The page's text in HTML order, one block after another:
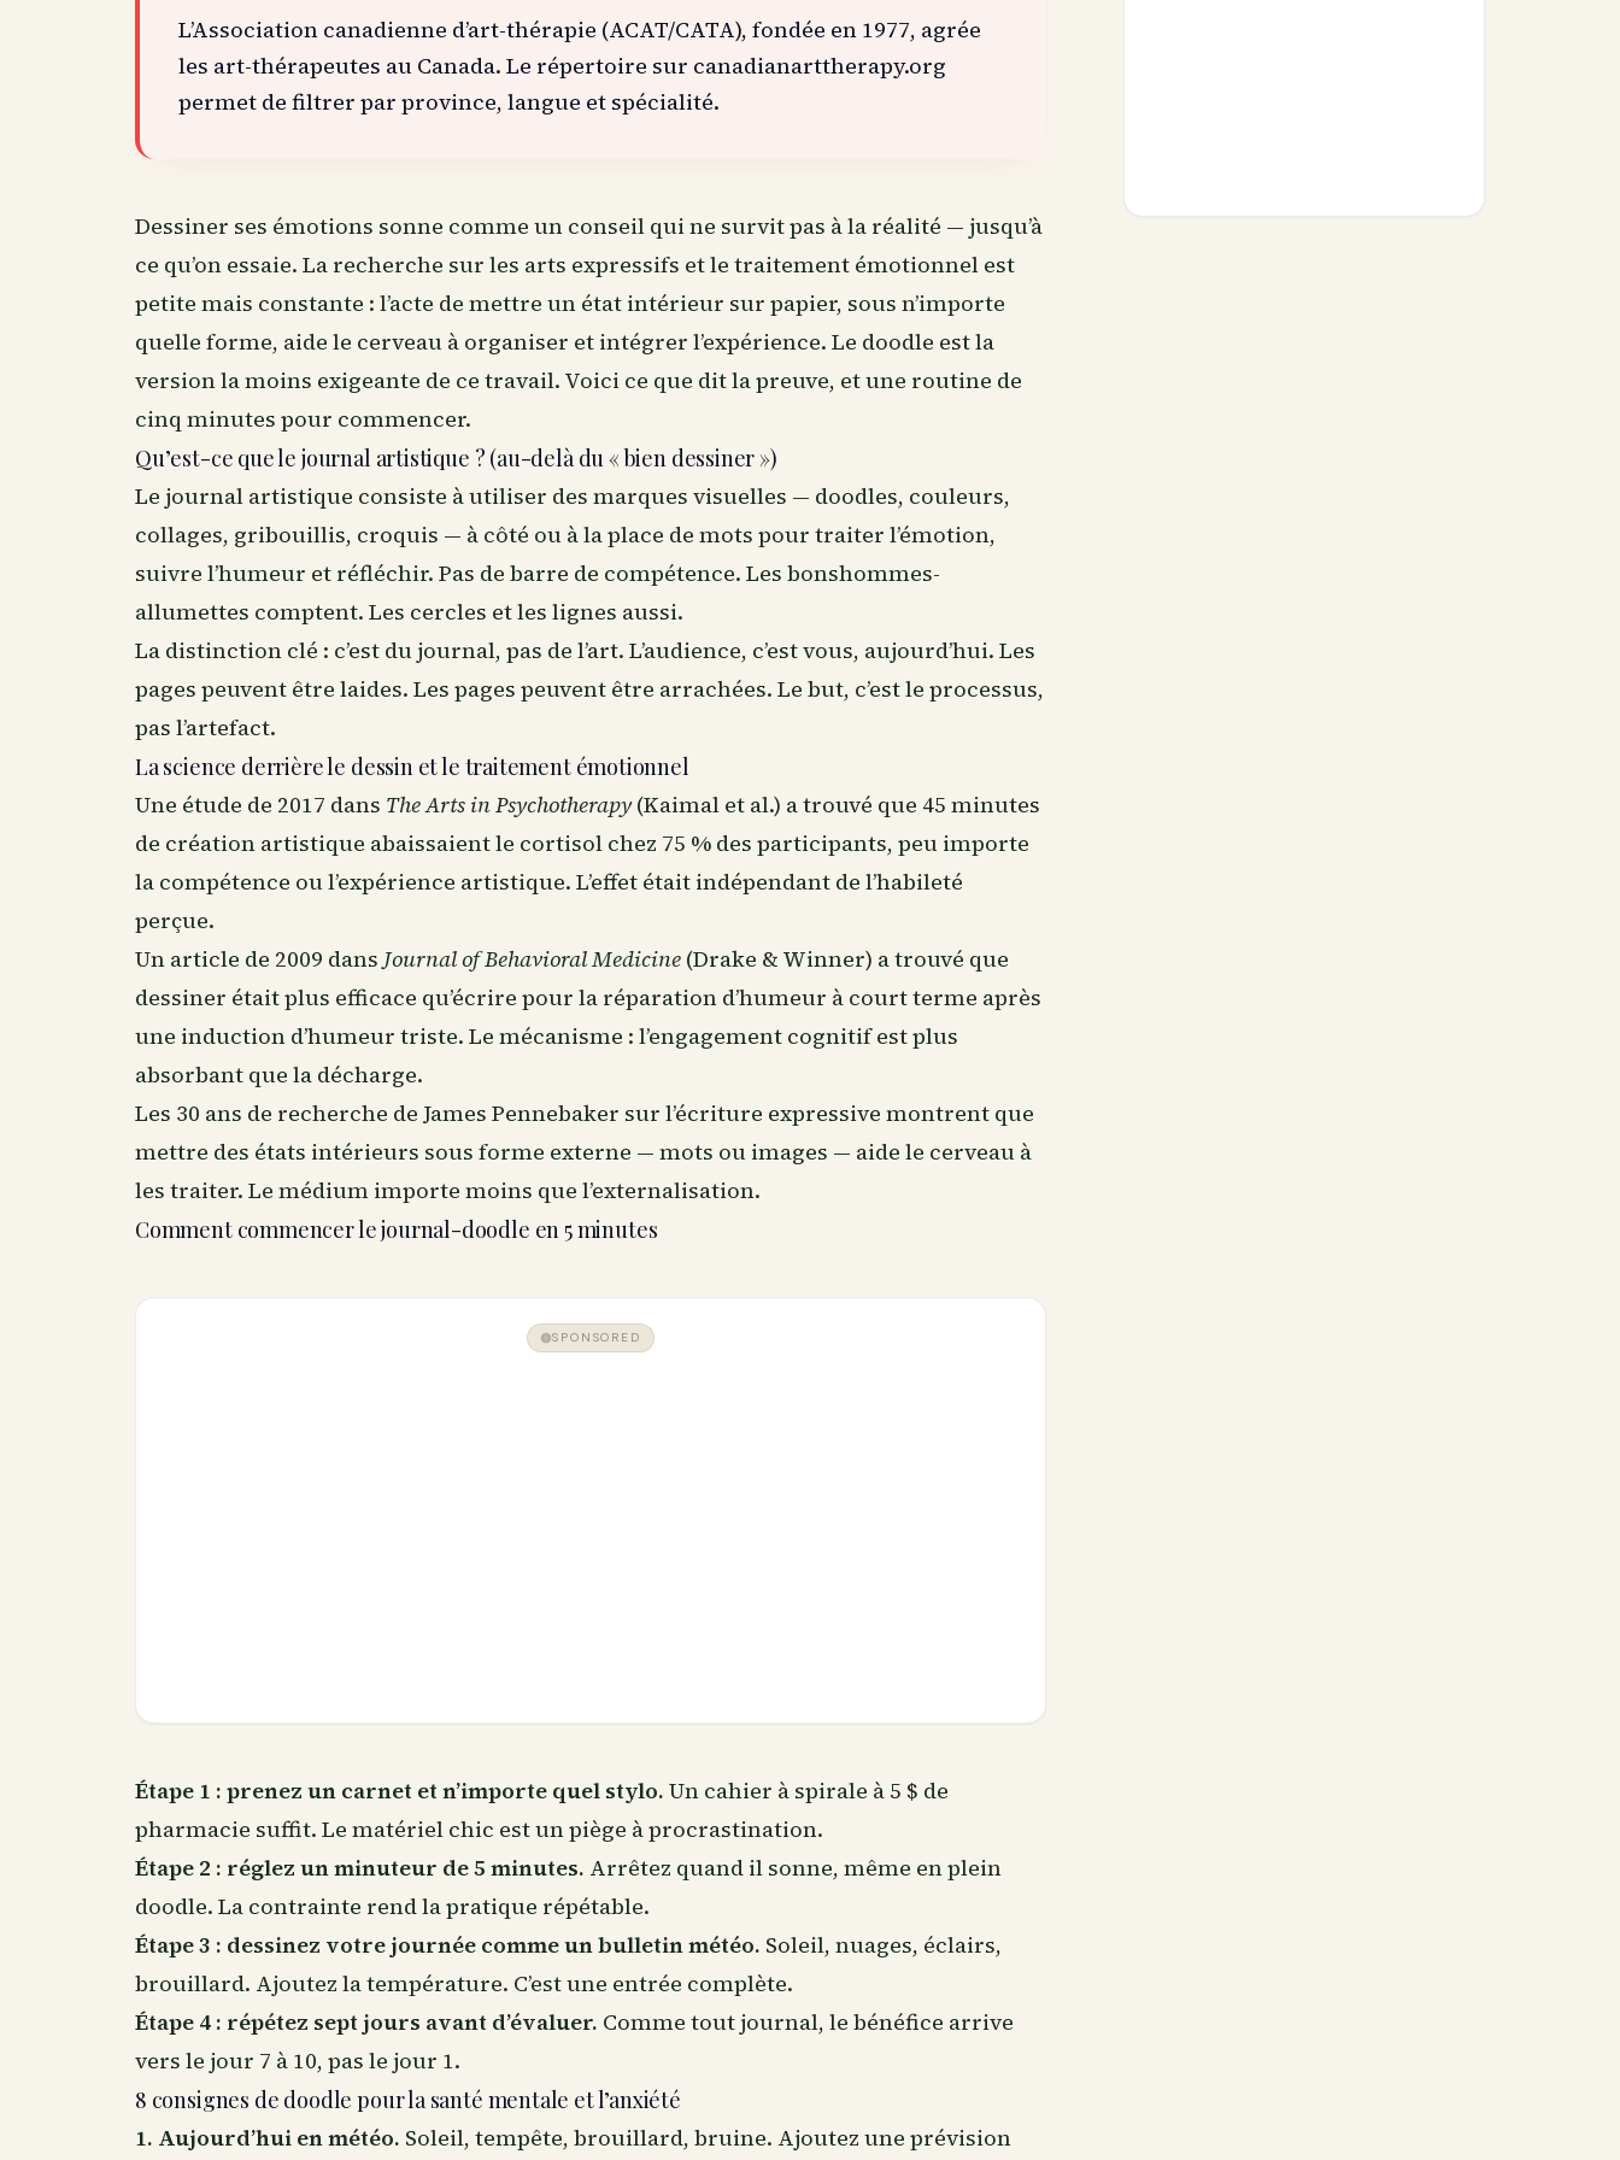
L’Association canadienne d’art-thérapie (ACAT/CATA), fondée en 1977, agrée
les art-thérapeutes au Canada. Le répertoire sur canadianarttherapy.org
permet de filtrer par province, langue et spécialité.
Dessiner ses émotions sonne comme un conseil qui ne survit pas à la réalité — jusqu’à
ce qu’on essaie. La recherche sur les arts expressifs et le traitement émotionnel est
petite mais constante : l’acte de mettre un état intérieur sur papier, sous n’importe
quelle forme, aide le cerveau à organiser et intégrer l’expérience. Le doodle est la
version la moins exigeante de ce travail. Voici ce que dit la preuve, et une routine de
cinq minutes pour commencer.
Qu’est-ce que le journal artistique ? (au-delà du « bien dessiner »)
Le journal artistique consiste à utiliser des marques visuelles — doodles, couleurs,
collages, gribouillis, croquis — à côté ou à la place de mots pour traiter l’émotion,
suivre l’humeur et réfléchir. Pas de barre de compétence. Les bonshommes-
allumettes comptent. Les cercles et les lignes aussi.
La distinction clé : c’est du journal, pas de l’art. L’audience, c’est vous, aujourd’hui. Les
pages peuvent être laides. Les pages peuvent être arrachées. Le but, c’est le processus,
pas l’artefact.
La science derrière le dessin et le traitement émotionnel
Une étude de 2017 dans The Arts in Psychotherapy(Kaimal et al.) a trouvé que 45 minutes
de création artistique abaissaient le cortisol chez 75 % des participants, peu importe
la compétence ou l’expérience artistique. L’effet était indépendant de l’habileté
perçue.
Un article de 2009 dansJournal of Behavioral Medicine (Drake & Winner) a trouvé que
dessiner était plus efficace qu’écrire pour la réparation d’humeur à court terme après
une induction d’humeur triste. Le mécanisme : l’engagement cognitif est plus
absorbant que la décharge.
Les 30 ans de recherche de James Pennebaker sur l’écriture expressive montrent que
mettre des états intérieurs sous forme externe — mots ou images — aide le cerveau à
les traiter. Le médium importe moins que l’externalisation.
Comment commencer le journal-doodle en 5 minutes
SPONSORED
Étape 1 : prenez un carnet et n’importe quel stylo. Un cahier à spirale à 5 $ de
pharmacie suffit. Le matériel chic est un piège à procrastination.
Étape 2 : réglez un minuteur de 5 minutes. Arrêtez quand il sonne, même en plein
doodle. La contrainte rend la pratique répétable.
Étape 3 : dessinez votre journée comme un bulletin météo. Soleil, nuages, éclairs,
brouillard. Ajoutez la température. C’est une entrée complète.
Étape 4 : répétez sept jours avant d’évaluer. Comme tout journal, le bénéfice arrive
vers le jour 7 à 10, pas le jour 1.
8 consignes de doodle pour la santé mentale et l’anxiété
1. Aujourd’hui en météo. Soleil, tempête, brouillard, bruine. Ajoutez une prévision